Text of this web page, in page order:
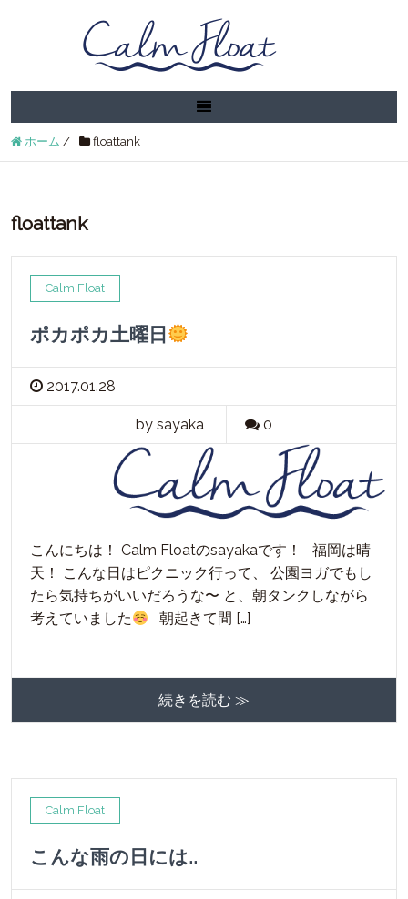
ホーム / floattank
floattank
Calm Float
ポカポカ土曜日
2017.01.28
by sayaka 0
こんにちは！ Calm Floatのsayakaです！ 福岡は晴
天！ こんな日はピクニック行って、 公園ヨガでもし
たら気持ちがいいだろうな〜 と、朝タンクしながら
考えていました
朝起きて間 […]
続きを読む ≫
Calm Float
こんな雨の日には..